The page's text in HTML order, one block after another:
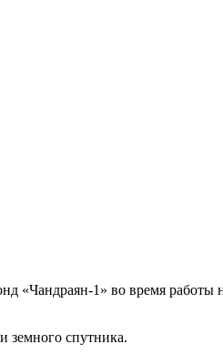
«Чандраян-1» во время работы
земного спутника.